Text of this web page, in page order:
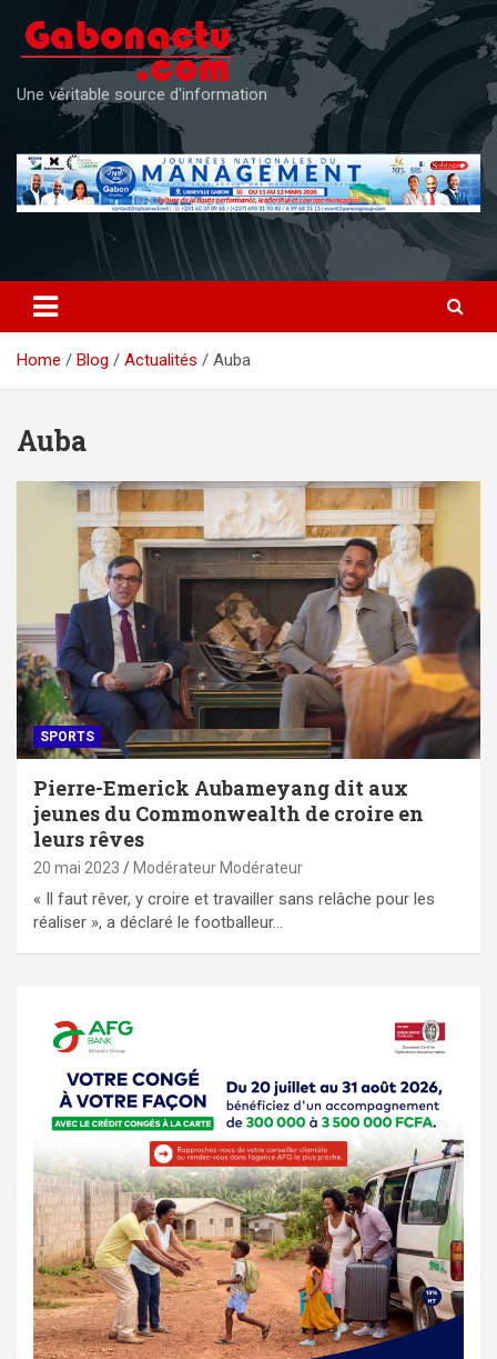
content
Une véritable source d'information
Home Blog Actualités Auba
Auba
SPORTS
Pierre-Emerick Aubameyang dit aux
jeunes du Commonwealth de croire en
leurs rêves
20 mai 2023 Modérateur Modérateur
« Il faut rêver, y croire et travailler sans relâche pour les
réaliser », a déclaré le footballeur…